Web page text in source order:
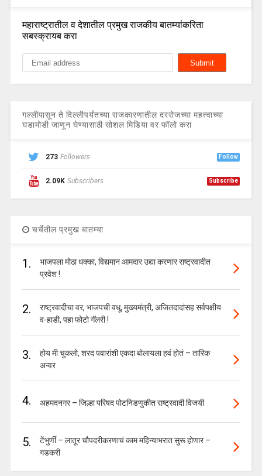
महाराष्ट्रातील व देशातील प्रमुख राजकीय बातम्यांकरिता
सबस्क्रायब करा
गल्लीपासून ते दिल्लीपर्यंतच्या राजकारणातील दररोजच्या महत्वाच्या
घडामोडी जाणून घेण्यासाठी सोशल मिडिया वर फॉलो करा
273 Followers Follow
2.09K Subscribers Subscribe
चर्चेतील प्रमुख बातम्या
1.
भाजपला मोठा धक्का, विद्यमान आमदार उद्या करणार राष्ट्रवादीत
प्रवेश !
2.
राष्ट्रवादीचा वर, भाजपची वधू, मुख्यमंत्री, अजितदादांसह सर्वपक्षीय
व-हाडी, पहा फोटो गॅलरी !
3.
होय मी चुकलो, शरद पवारांशी एकदा बोलायला हवं होतं – तारिक
अन्वर
4. अहमदनगर – जिल्हा परिषद पोटनिडणुकीत राष्ट्रवादी विजयी
5.
टेंभुर्णी – लातूर चौपदरीकरणाचं काम महिन्याभरात सुरू होणार –
गडकरी